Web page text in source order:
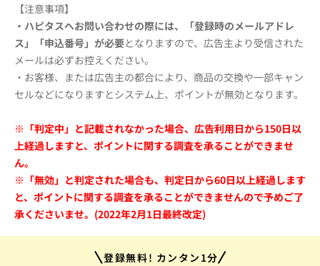
【注意事項】
・ハピタスへお問い合わせの際には、「登録時のメールアドレ
ス 」「申込番号」が必要となりますので、広告主より受信された
メールは必ずお控えください。
・お客様、または広告主の都合により、商品の交換や一部キャン
セルなどになりますとシステム上、ポイントが無効となります。
※「判定中」と記載されなかった場合、広告利用日から150日以
上経過しますと、ポイントに関する調査を承ることができませ
ん。
※「無効」と判定された場合も、判定日から60日以上経過します
と、ポイントに関する調査を承ることができませんので予めご了
承くださいませ。(2022年2月1日最終改定)
登録無料! カンタン1分